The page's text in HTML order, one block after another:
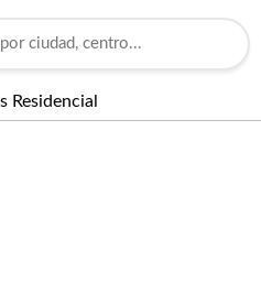
Residencial